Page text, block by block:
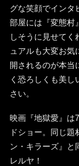
グな笑顔でインタ
部屋には『変態村
しそうに見せてく
ュアルも大変お
開されるのが本当
く恐ろしくも美
さい。
映画『地獄愛』は
ドショー。同じ
ン・キラーズ』と
レルヤ！